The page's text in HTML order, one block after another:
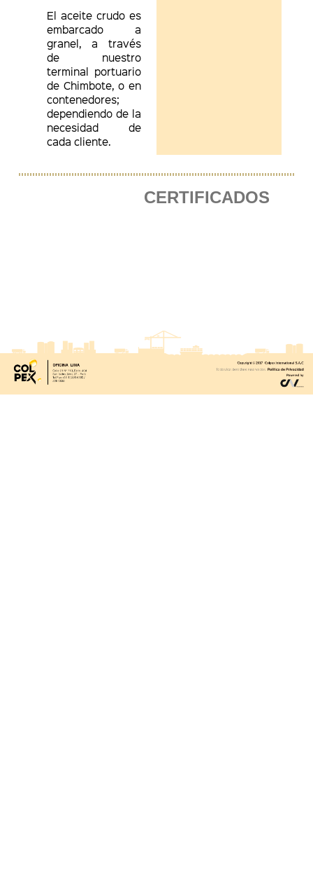
El aceite crudo es
embarcado a
granel, a través
de nuestro
terminal portuario
de Chimbote, o en
contenedores;
dependiendo de la
necesidad de
cada cliente.
CERTIFICADOS